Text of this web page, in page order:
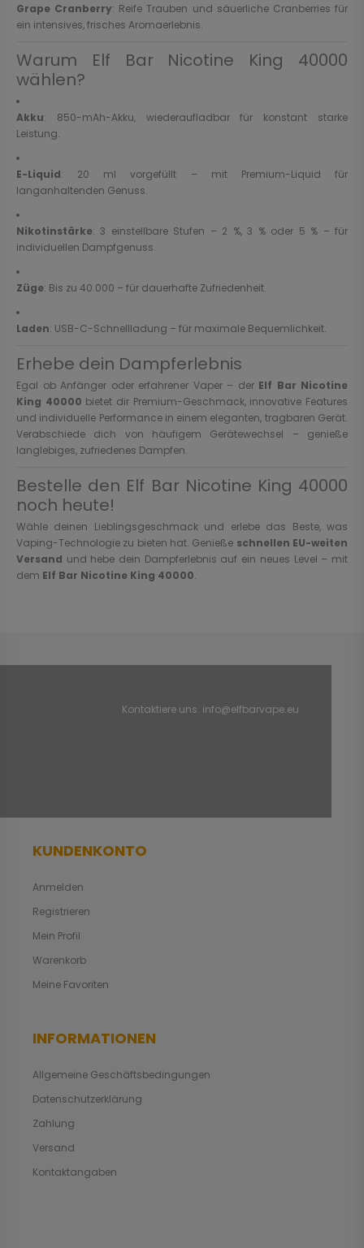
Grape Cranberry: Reife Trauben und säuerliche Cranberries für
ein intensives, frisches Aromaerlebnis.
Warum Elf Bar Nicotine King 40000
wählen?
Akku: 850-mAh-Akku, wiederaufladbar für konstant starke
Leistung.
E-Liquid: 20 ml vorgefüllt – mit Premium-Liquid für
langanhaltenden Genuss.
Nikotinstärke: 3 einstellbare Stufen – 2 %, 3 % oder 5 % – für
individuellen Dampfgenuss.
Züge: Bis zu 40.000 – für dauerhafte Zufriedenheit.
Laden: USB-C-Schnellladung – für maximale Bequemlichkeit.
Erhebe dein Dampferlebnis
Egal ob Anfänger oder erfahrener Vaper – der Elf Bar Nicotine
King 40000 bietet dir Premium-Geschmack, innovative Features
und individuelle Performance in einem eleganten, tragbaren Gerät.
Verabschiede dich von häufigem Gerätewechsel – genieße
langlebiges, zufriedenes Dampfen.
Bestelle den Elf Bar Nicotine King 40000
noch heute!
Wähle deinen Lieblingsgeschmack und erlebe das Beste, was
Vaping-Technologie zu bieten hat. Genieße schnellen EU-weiten
Versand und hebe dein Dampferlebnis auf ein neues Level – mit
dem Elf Bar Nicotine King 40000.
Kontaktiere uns: info@elfbarvape.eu
KUNDENKONTO
Anmelden
Registrieren
Mein Profil
Warenkorb
Meine Favoriten
INFORMATIONEN
Allgemeine Geschäftsbedingungen
Datenschutzerklärung
Zahlung
Versand
Kontaktangaben